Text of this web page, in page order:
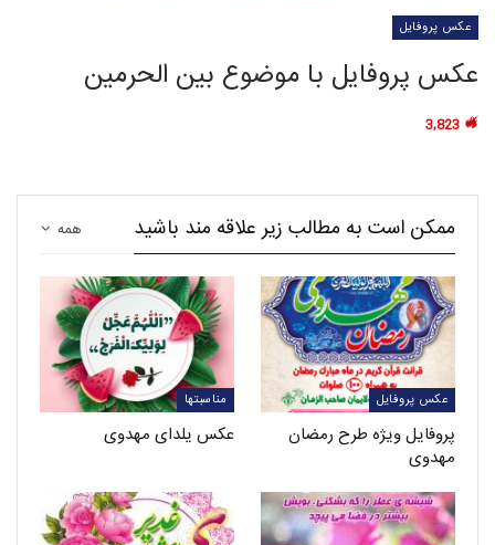
عکس پروفایل
عکس پروفایل با موضوع بین الحرمین
همه ممکن است به مطالب زیر علاقه مند باشید
عکس پروفایل
پروفایل ویژه طرح رمضان
مهدوی
مناسبتها
عکس یلدای مهدوی